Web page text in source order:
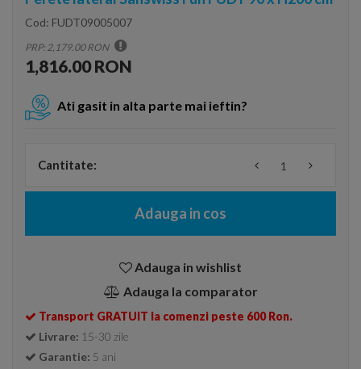
Cod: FUDT09005007
PRP: 2,179.00 RON
1,816.00 RON
Ati gasit in alta parte mai ieftin?
Cantitate:
Adauga in cos
Adauga in wishlist
Adauga la comparator
Transport GRATUIT la comenzi peste 600 Ron.
Livrare: 15-30 zile
Garantie: 5 ani